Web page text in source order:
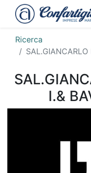
Ricerca
SAL.GIANCARLO
I.&